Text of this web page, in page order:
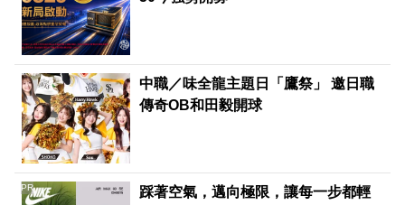
中職／味全龍主題日「鷹祭」 邀日職
傳奇OB和田毅開球
踩著空氣，邁向極限，讓每一步都輕
PR